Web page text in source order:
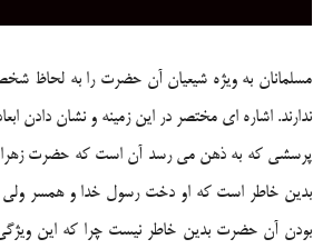
مسلمانان به ويژه شيعيان آن حضرت را به لحاظ
ندارند. اشاره اي مختصر در اين زمينه و نشان دادن
پرسشي كه به ذهن مي رسد آن است كه حضرت زهرا
بدين خاطر است كه او دخت رسول خدا و همسر ولي
بودن آن حضرت بدين خاطر نيست چرا كه اين ويژگي